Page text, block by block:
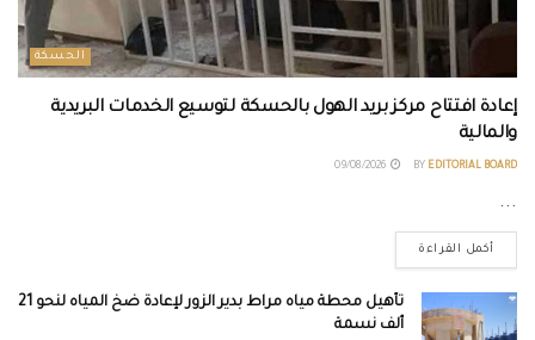
الحسكة
إعادة افتتاح مركز بريد الهول بالحسكة لتوسيع الخدمات البريدية
والمالية
BY EDITORIAL BOARD
...
أكمل القراءة
تأهيل محطة مياه مراط بدير الزور لإعادة ضخ المياه لنحو 21
ألف نسمة